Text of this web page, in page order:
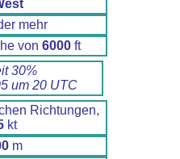
mehr
von 6000ft
30%
um 20 UTC
Richtungen,
kt
m